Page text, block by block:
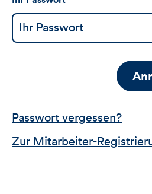
Passwort vergessen?
Zur Mitarbeiter-